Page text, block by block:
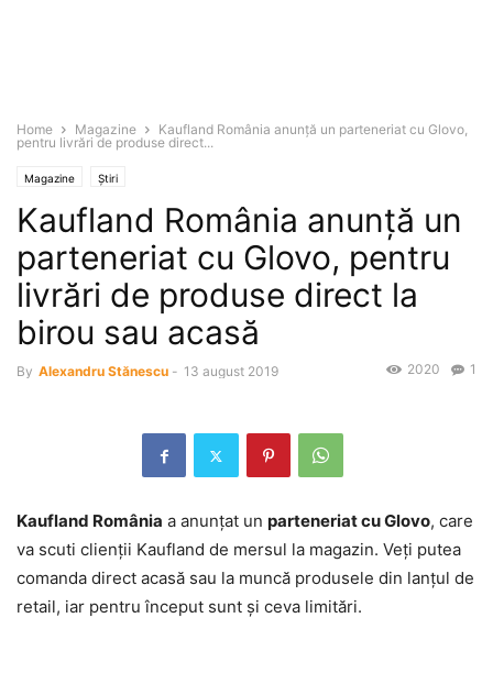
Home Magazine
Kaufland România anunţă un parteneriat cu Glovo,
pentru livrări de produse direct...
Magazine Știri
Kaufland România anunţă un
parteneriat cu Glovo, pentru
livrări de produse direct la
birou sau acasă
By Alexandru Stănescu - 13 august 2019 1
2020
Kaufland România a anunţat un parteneriat cu Glovo, care
va scuti clienţii Kaufland de mersul la magazin. Veţi putea
comanda direct acasă sau la muncă produsele din lanţul de
retail, iar pentru început sunt şi ceva limitări.